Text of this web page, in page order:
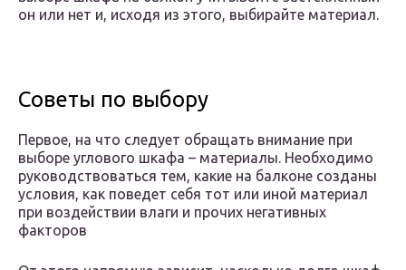
он или нет и, исходя из этого, выбирайте материал.
Советы по выбору
Первое, на что следует обращать внимание при
выборе углового шкафа – материалы. Необходимо
руководствоваться тем, какие на балконе созданы
условия, как поведет себя тот или иной материал
при воздействии влаги и прочих негативных
факторов